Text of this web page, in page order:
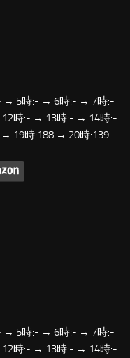
→ 5時:- → 6時:- → 7時:-
時:- → 13時:- → 14時:-
19時:188 → 20時:139
→ 5時:- → 6時:- → 7時:-
時:- → 13時:- → 14時:-